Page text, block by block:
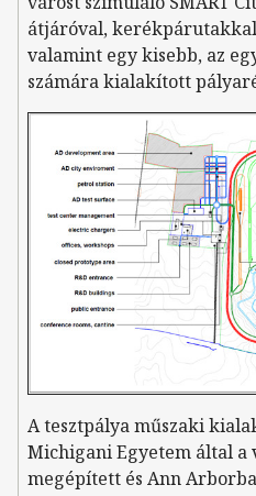
átjáróval,
valamint egy kisebb, az
számára kialakított
A tesztpálya műszaki
Michigani Egyetem által a
megépített és Ann